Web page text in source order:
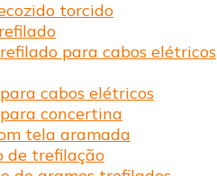
torcido
para cabos elétricos
cabos elétricos
concertina
tela aramada
de trefilação